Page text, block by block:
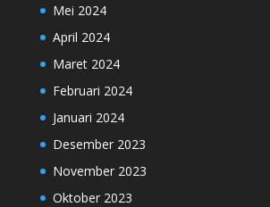
Mei 2024
April 2024
Maret 2024
Februari 2024
Januari 2024
Desember 2023
November 2023
Oktober 2023